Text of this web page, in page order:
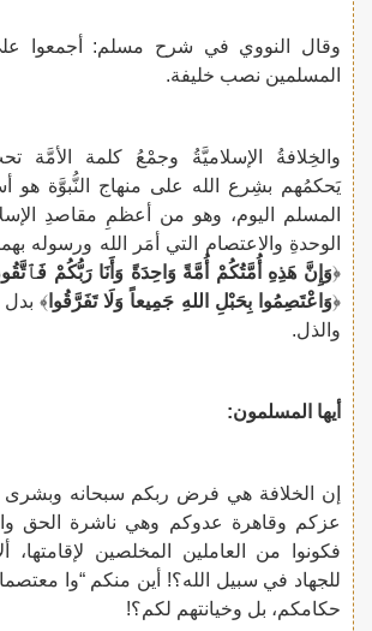
وقال النووي في شرح مسلم: أجمعوا
المسلمين نصب خليفة.
والخِلافةُ الإسلاميَّةُ وجمْعُ كلمة الأمَّة
يَحكمُهم بشِرع الله على منهاج النُّبوَّة هو
المسلم اليوم، وهو من أعظمِ مقاصدِ
الوحدةِ والاعتصام التي أمَر الله ورسوله
﴿وَإِنَّ هَذِهِ أُمَّتُكُمْ أُمَّةً وَاحِدَةً وَأَنَا رَبُّكُمْ
﴿وَاعْتَصِمُوا بِحَبْلِ اللهِ جَمِيعاً وَلَا تَفَرَّقُوا﴾ بدل
والذل.
أيها المسلمون:
إن الخلافة هي فرض ربكم سبحانه
عزكم وقاهرة عدوكم وهي ناشرة الحق
فكونوا من العاملين المخلصين لإقامتها،
للجهاد في سبيل الله؟! أين منكم “وا
حكامكم، بل وخيانتهم لكم؟!